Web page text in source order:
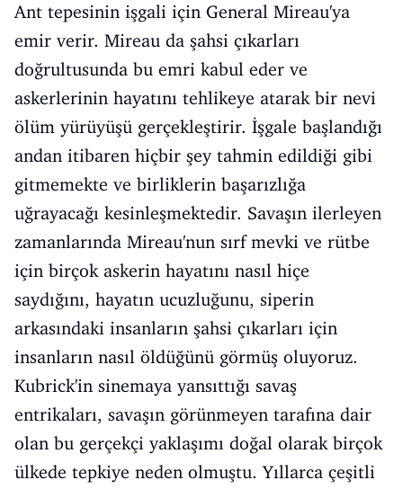
Ant tepesinin işgali için General Mireau'ya
emir verir. Mireau da şahsi çıkarları
doğrultusunda bu emri kabul eder ve
askerlerinin hayatını tehlikeye atarak bir nevi
ölüm yürüyüşü gerçekleştirir. İşgale başlandığı
andan itibaren hiçbir şey tahmin edildiği gibi
gitmemekte ve birliklerin başarızlığa
uğrayacağı kesinleşmektedir. Savaşın ilerleyen
zamanlarında Mireau'nun sırf mevki ve rütbe
için birçok askerin hayatını nasıl hiçe
saydığını, hayatın ucuzluğunu, siperin
arkasındaki insanların şahsi çıkarları için
insanların nasıl öldüğünü görmüş oluyoruz.
Kubrick'in sinemaya yansıttığı savaş
entrikaları, savaşın görünmeyen tarafına dair
olan bu gerçekçi yaklaşımı doğal olarak birçok
ülkede tepkiye neden olmuştu. Yıllarca çeşitli